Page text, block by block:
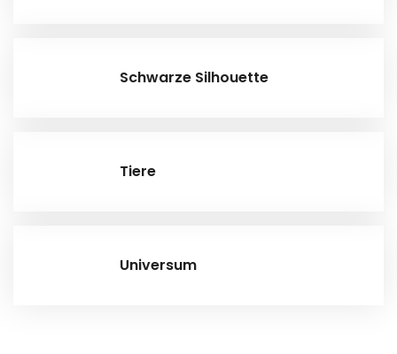
Schwarze Silhouette
Tiere
Universum